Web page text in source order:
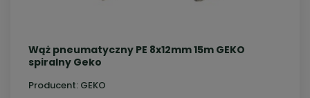
Wąż pneumatyczny PE 8x12mm 15m GEKO
spiralny Geko
Producent: GEKO